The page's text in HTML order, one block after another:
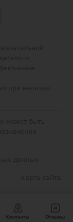
Контакты Отзывы